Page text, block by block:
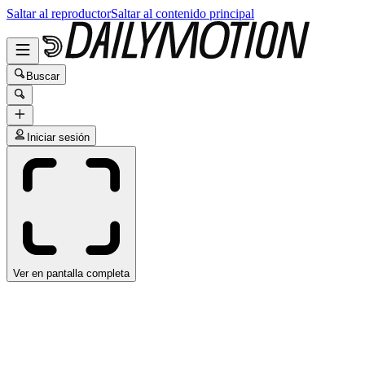
Saltar al reproductorSaltar al contenido principal
Buscar
Iniciar sesión
Ver en pantalla completa